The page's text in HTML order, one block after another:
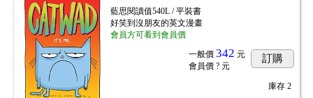
藍思閱讀值540L / 平裝書
好笑到沒朋友的英文漫畫
會員方可看到會員價
一般價 342 元
會員價? 元
訂購
庫存 2